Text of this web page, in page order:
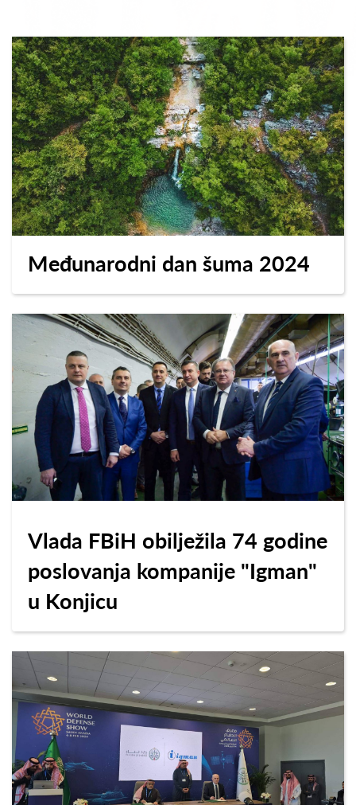
Međunarodni dan šuma 2024
Vlada FBiH obilježila 74 godine
poslovanja kompanije "Igman"
u Konjicu